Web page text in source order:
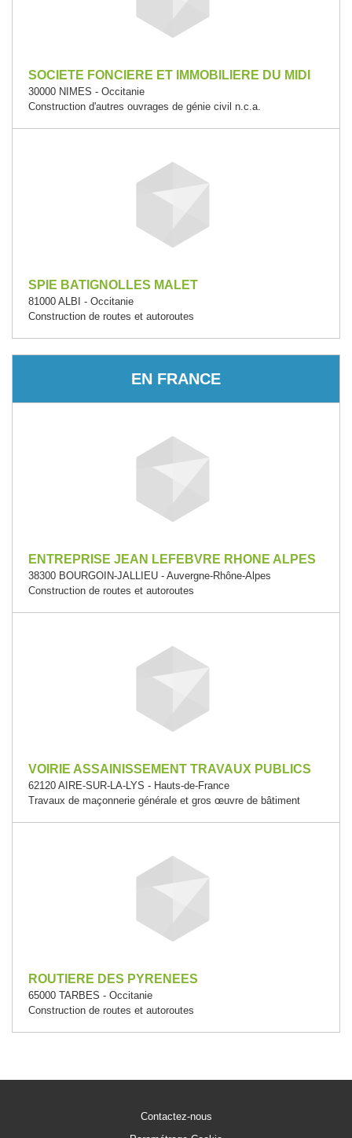
SOCIETE FONCIERE ET IMMOBILIERE DU MIDI
30000 NIMES - Occitanie
Construction d'autres ouvrages de génie civil n.c.a.
SPIE BATIGNOLLES MALET
81000 ALBI - Occitanie
Construction de routes et autoroutes
EN FRANCE
ENTREPRISE JEAN LEFEBVRE RHONE ALPES
38300 BOURGOIN-JALLIEU - Auvergne-Rhône-Alpes
Construction de routes et autoroutes
VOIRIE ASSAINISSEMENT TRAVAUX PUBLICS
62120 AIRE-SUR-LA-LYS - Hauts-de-France
Travaux de maçonnerie générale et gros œuvre de bâtiment
ROUTIERE DES PYRENEES
65000 TARBES - Occitanie
Construction de routes et autoroutes
Contactez-nous